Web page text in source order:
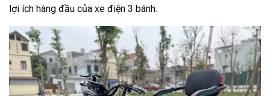
lợi ích hàng đầu của xe điện 3 bánh.